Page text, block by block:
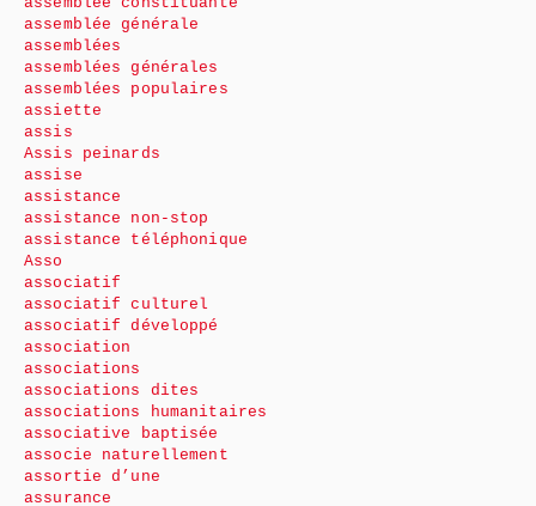
assemblée générale
assemblées
assemblées générales
assemblées populaires
assiette
assis
Assis peinards
assise
assistance
assistance non-stop
assistance téléphonique
Asso
associatif
associatif culturel
associatif développé
association
associations
associations dites
associations humanitaires
associative baptisée
associe naturellement
assortie d’une
assurance